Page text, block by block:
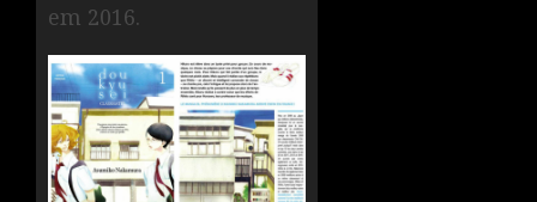
em 2016.